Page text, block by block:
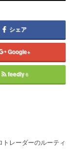
シェア
Google+
feedly6
レーダーのルーティ